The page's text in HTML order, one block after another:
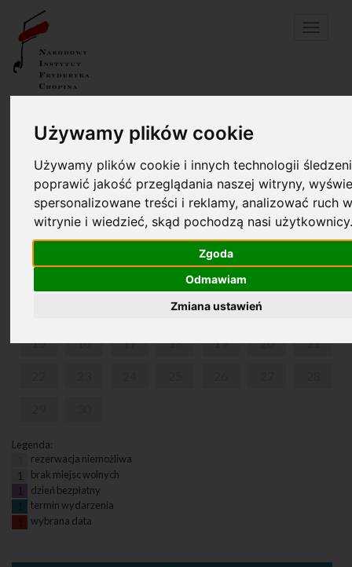
Używamy plików cookie
Używamy plików cookie i innych technologii
poprawić jakość przeglądania naszej witryny,
spersonalizowane treści i reklamy, analizować ruch
witrynie i wiedzieć, skąd pochodzą nasi
Zgoda
Odmawiam
Zmiana ustawień
Menu
DOM URODZENIA FRYDERYKA CHOPINA I PARK W
ŻELAZOWEJ WOLI
CZERWIEC 2026
PON WT ŚR CZW PIĄ SOB NIE
5
11 12 13
15 16 17 18 19 20 21
Legenda:
rezerwacja niemożliwa
1
brak miejsc wolnych
1
dzień bezpłatny
termin wydarzenia
1
wybrana data